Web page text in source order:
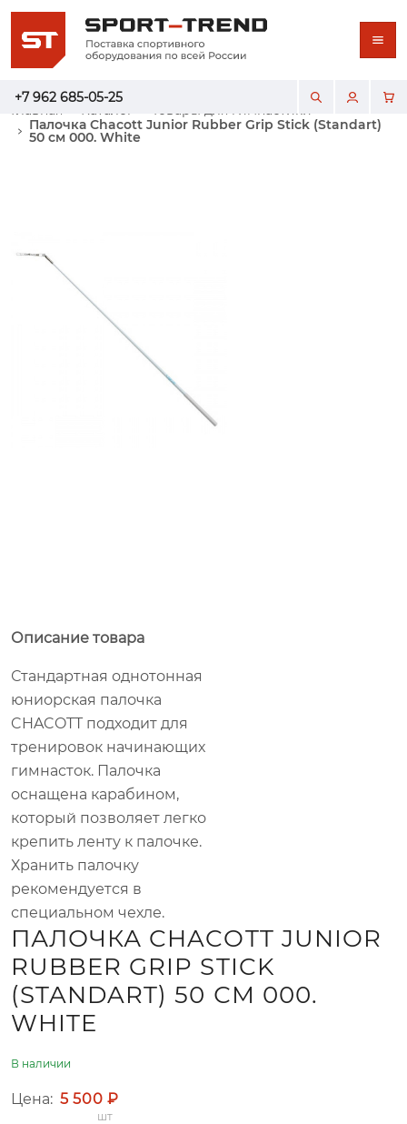
+7 962 685-05-25
Главная Каталог
Товары для гимнастики
Палочка Chacott Junior Rubber Grip Stick (Standart)
50 см 000. White
Описание товара
Стандартная однотонная
юниорская палочка
CHACOTT подходит для
тренировок начинающих
гимнасток. Палочка
оснащена карабином,
который позволяет легко
крепить ленту к палочке.
Хранить палочку
рекомендуется в
специальном чехле.
ПАЛОЧКА CHACOTT JUNIOR
RUBBER GRIP STICK
(STANDART) 50 СМ 000.
WHITE
В наличии
Цена: 5 500 ₽
шт